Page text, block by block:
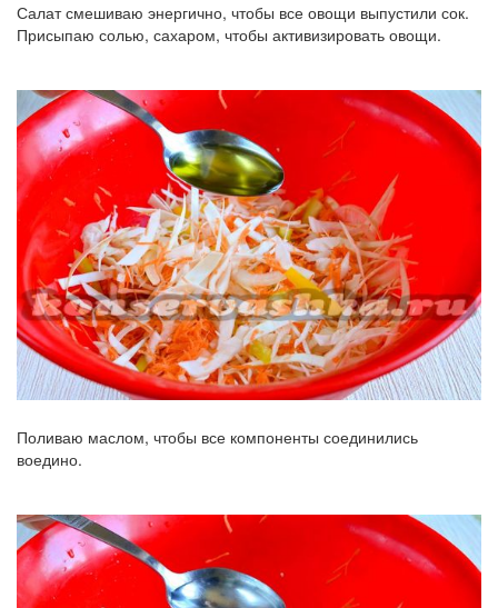
Салат смешиваю энергично, чтобы все овощи выпустили сок.
Присыпаю солью, сахаром, чтобы активизировать овощи.
Поливаю маслом, чтобы все компоненты соединились
воедино.